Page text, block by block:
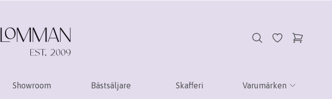
Showroom Bästsäljare Skafferi Varumärken